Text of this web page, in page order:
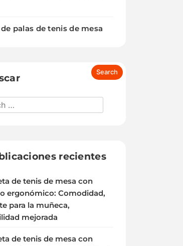
palas de tenis de mesa
recientes
de tenis de mesa con
ergonómico: Comodidad,
para la muñeca,
mejorada
de tenis de mesa con